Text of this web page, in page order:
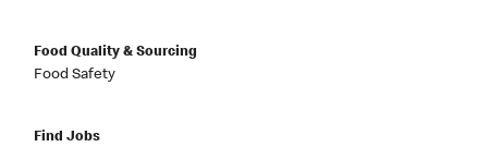
Food Quality & Sourcing
Food Safety
Find Jobs